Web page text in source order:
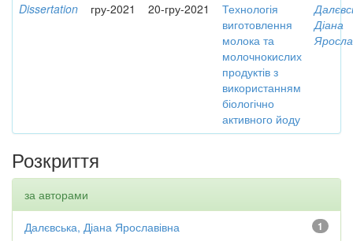
Dissertation гру-2021 20-гру-2021
Технологія
виготовлення
молока та
молочнокислих
продуктів з
використанням
біологічно
активного йоду
Діана
Розкриття
за авторами
1
Далєвська, Діана Ярославівна